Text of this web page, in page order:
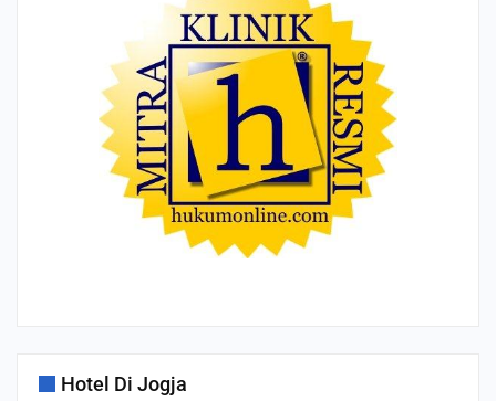
Hotel Di Jogja